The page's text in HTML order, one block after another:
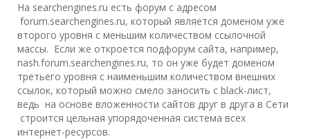
На searchengines.ru есть форум с адресом
forum.searchengines.ru, который является доменом уже
второго уровня с меньшим количеством ссылочной
массы. Если же откроется подфорум сайта, например,
nash.forum.searchengines.ru, то он уже будет доменом
третьего уровня с наименьшим количеством внешних
ссылок, который можно смело заносить с black-лист,
ведь на основе вложенности сайтов друг в друга в Сети
строится цельная упорядоченная система всех
интернет-ресурсов.